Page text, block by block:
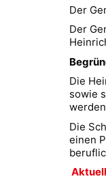
Der
Der
Die
sowie
Die
einen